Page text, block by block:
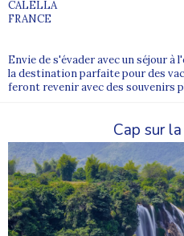
CALELLA
FRANCE
Envie de s'évader avec un séjour
la destination parfaite pour des
feront revenir avec des souvenirs
Cap sur